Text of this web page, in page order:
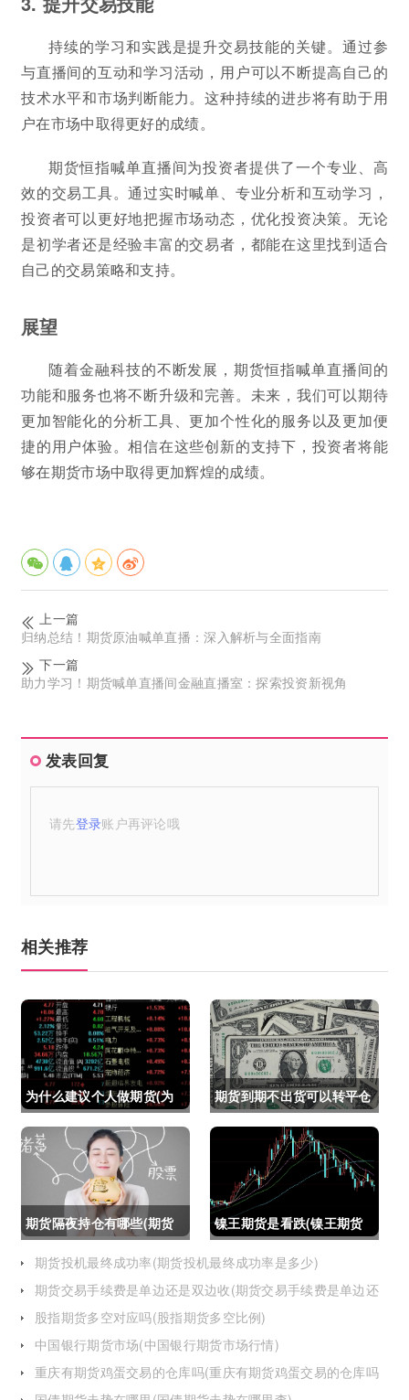
持续的学习和实践是提升交易技能的关键。通过参
与直播间的互动和学习活动，用户可以不断提高自己的
技术水平和市场判断能力。这种持续的进步将有助于用
户在市场中取得更好的成绩。
期货恒指喊单直播间为投资者提供了一个专业、高
效的交易工具。通过实时喊单、专业分析和互动学习，
投资者可以更好地把握市场动态，优化投资决策。无论
是初学者还是经验丰富的交易者，都能在这里找到适合
自己的交易策略和支持。
展望
随着金融科技的不断发展，期货恒指喊单直播间的
功能和服务也将不断升级和完善。未来，我们可以期待
更加智能化的分析工具、更加个性化的服务以及更加便
捷的用户体验。相信在这些创新的支持下，投资者将能
够在期货市场中取得更加辉煌的成绩。
上一篇
归纳总结！期货原油喊单直播：深入解析与全面指南
下一篇
助力学习！期货喊单直播间金融直播室：探索投资新视角
发表回复
请先登录账户再评论哦
相关推荐
为什么建议个人做期货(为
什么建议个人做期货交易)
期货到期不出货可以转平仓
吗吗(期货如果到期不平仓
怎么办)
期货隔夜持仓有哪些(期货
隔夜持仓有哪些风险)
镍王期货是看跌(镍王期货
是看跌还是看涨)
期货投机最终成功率(期货投机最终成功率是多少)
期货交易手续费是单边还是双边收(期货交易手续费是单边还
股指期货多空对应吗(股指期货多空比例)
中国银行期货市场(中国银行期货市场行情)
重庆有期货鸡蛋交易的仓库吗(重庆有期货鸡蛋交易的仓库吗